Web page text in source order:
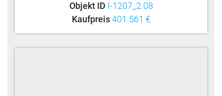
Objekt ID I-1207_2.08
Kaufpreis 401.561 €